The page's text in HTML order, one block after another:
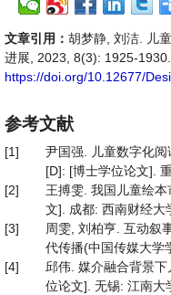
文章引用： 胡梦静, 刘洁. 儿
进展, 2023, 8(3): 1925-1930.
https://doi.org/10.12677/
参考文献
[1]
尹国强. 儿童数字化
[D]: [博士学位论文].
[2]
王搏雯. 我国儿童绘
文]. 成都: 西南财经大
[3]
周雯, 刘柏亨. 互动叙
代传播(中国传媒大学
[4]
邱伟. 媒介融合背景
位论文]. 无锡: 江南大